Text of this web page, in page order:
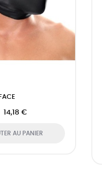
14,18 €
AU PANIER